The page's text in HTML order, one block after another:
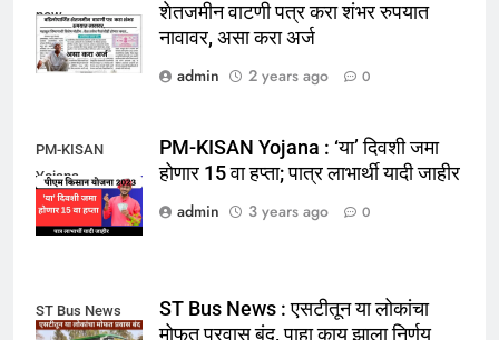
new
शेतजमीन वाटणी पत्र करा शंभर रुपयात
नावावर, असा करा अर्ज
admin
2 years ago 0
PM-KISAN
Yojana
PM-KISAN Yojana : ‘या’ दिवशी जमा
होणार 15 वा हप्ता; पात्र लाभार्थी यादी जाहीर
admin
3 years ago 0
ST Bus News
ST Bus News : एसटीतून या लोकांचा
मोफत प्रवास बंद, पाहा काय झाला निर्णय